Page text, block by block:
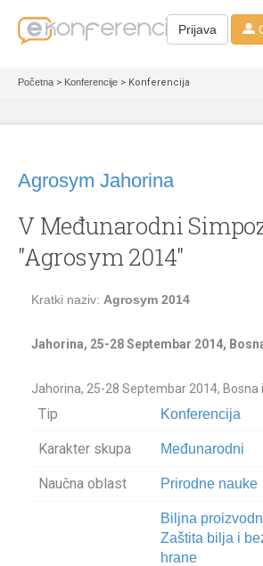
Prijava
Početna > Konferencije > Konferencija
Agrosym Jahorina
V Međunarodni
"Agrosym 2014"
Kratki naziv: Agrosym 2014
Jahorina, 25-28 Septembar 2014,
Jahorina, 25-28 Septembar 2014, Bosna
Tip Konferencija
Karakter skupa Međunarodni
Naučna oblast Prirodne nauke
Biljna
Zaštita bilja i
hrane